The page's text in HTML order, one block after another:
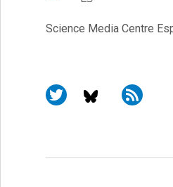
Science Media Centre